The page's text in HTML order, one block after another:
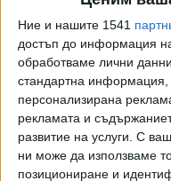
Ние и нашите 1541
достъп до информация на
обработваме лични
стандартна информация,
персонализирана
рекламата и
развитие на услуги. С
ни може да използваме
позициониране и
милиарда рубли. През
експедирани 8,2
Според изданието
50 безпилотни
терминала са
видеозаписи е заснет
гориво.